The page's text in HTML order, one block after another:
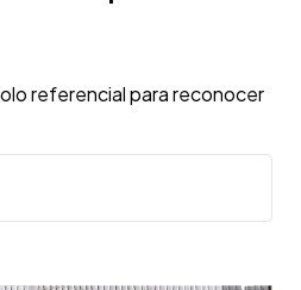
referencial para reconocer